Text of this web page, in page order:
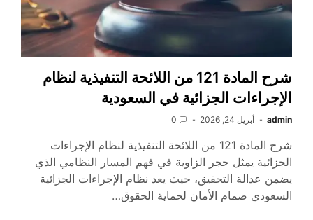
شرح المادة 121 من اللائحة التنفيذية لنظام
الإجراءات الجزائية في السعودية
admin أبريل 24, 2026 0
شرح المادة 121 من اللائحة التنفيذية لنظام الإجراءات
الجزائية يمثل حجر الزاوية في فهم المسار النظامي الذي
يضمن عدالة التحقيق، حيث يعد نظام الإجراءات الجزائية
السعودي صمام الأمان لحماية الحقوق…